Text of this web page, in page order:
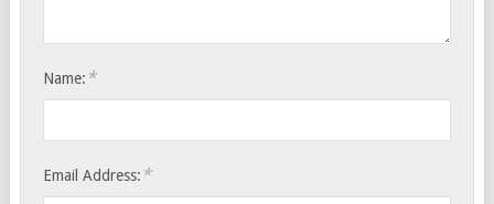
Name: *
Email Address: *